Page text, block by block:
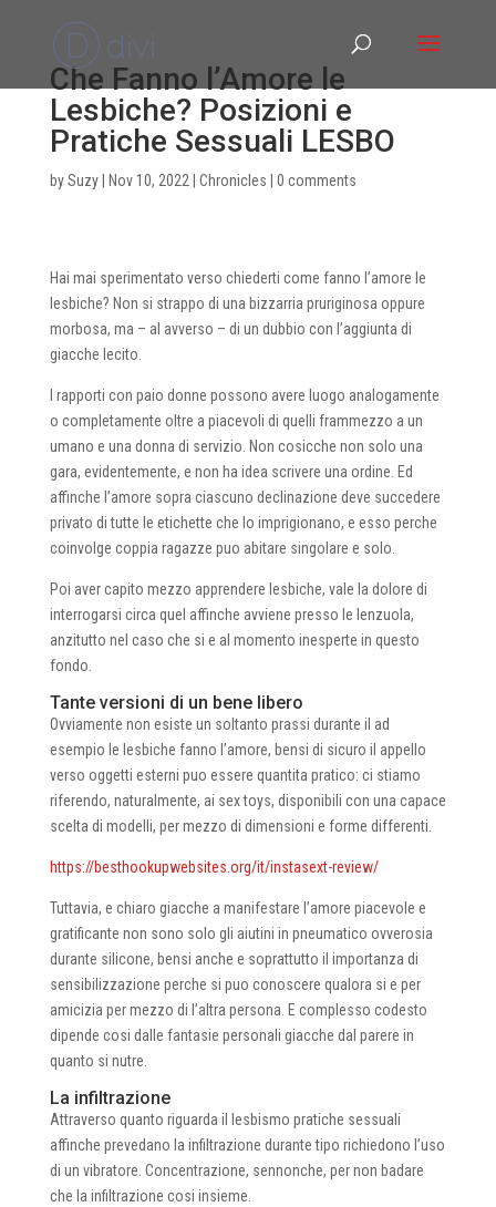
Che Fanno l’Amore le
Lesbiche? Posizioni e
Pratiche Sessuali LESBO
bySuzy| Nov 10, 2022 Chronicles 0 comments
Hai mai sperimentato verso chiederti come fanno l’amore le
lesbiche? Non si strappo di una bizzarria pruriginosa oppure
morbosa, ma – al avverso – di un dubbio con l’aggiunta di
giacche lecito.
I rapporti con paio donne possono avere luogo analogamente
o completamente oltre a piacevoli di quelli frammezzo a un
umano e una donna di servizio. Non cosicche non solo una
gara, evidentemente, e non ha idea scrivere una ordine. Ed
affinche l’amore sopra ciascuno declinazione deve succedere
privato di tutte le etichette che lo imprigionano, e esso perche
coinvolge coppia ragazze puo abitare singolare e solo.
Poi aver capito mezzo apprendere lesbiche, vale la dolore di
interrogarsi circa quel affinche avviene presso le lenzuola,
anzitutto nel caso che si e al momento inesperte in questo
fondo.
Tante versioni di un bene libero
Ovviamente non esiste un soltanto prassi durante il ad
esempio le lesbiche fanno l’amore, bensi di sicuro il appello
verso oggetti esterni puo essere quantita pratico: ci stiamo
riferendo, naturalmente, ai sex toys, disponibili con una capace
scelta di modelli, per mezzo di dimensioni e forme differenti.
https://besthookupwebsites.org/it/instasext-review/
Tuttavia, e chiaro giacche a manifestare l’amore piacevole e
gratificante non sono solo gli aiutini in pneumatico ovverosia
durante silicone, bensi anche e soprattutto il importanza di
sensibilizzazione perche si puo conoscere qualora si e per
amicizia per mezzo di l’altra persona. E complesso codesto
dipende cosi dalle fantasie personali giacche dal parere in
quanto si nutre.
La infiltrazione
Attraverso quanto riguarda il lesbismo pratiche sessuali
affinche prevedano la infiltrazione durante tipo richiedono l’uso
di un vibratore. Concentrazione, sennonche, per non badare
che la infiltrazione cosi insieme.